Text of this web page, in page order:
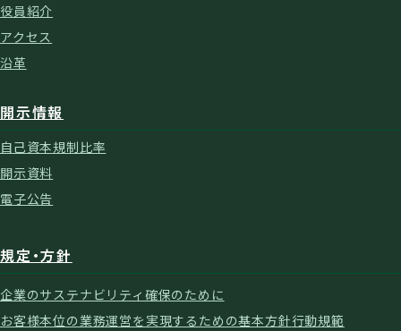
役員紹介
アクセス
沿革
開示情報
自己資本規制比率
開示資料
電子公告
規定・方針
企業のサステナビリティ確保のために
お客様本位の業務運営を実現するための基本方針行動規範